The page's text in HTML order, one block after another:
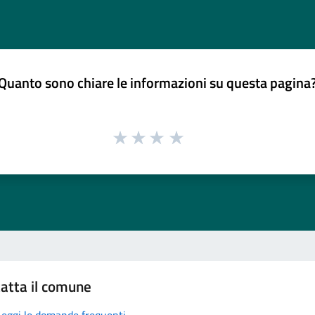
sono chiare le informazioni su questa
il comune